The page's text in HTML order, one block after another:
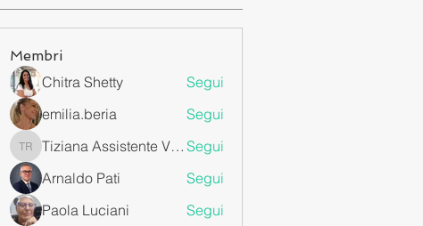
Membri
Chitra Shetty
Segui
emilia.beria
Segui
Tiziana Assistente Virtuale da Remoto
Tiziana Assistente Virtuale da Remoto Segui
Arnaldo Pati
Segui
Paola Luciani
Segui